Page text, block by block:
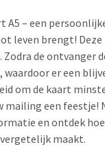
A5 – een
leven brengt!
de ontvanger
er een
om de kaart
mailing een feestje!
en ontdek hoe
maakt.